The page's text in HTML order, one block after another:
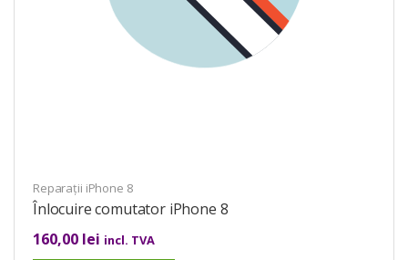
Reparații iPhone 8
Înlocuire comutator iPhone 8
160,00 lei incl. TVA